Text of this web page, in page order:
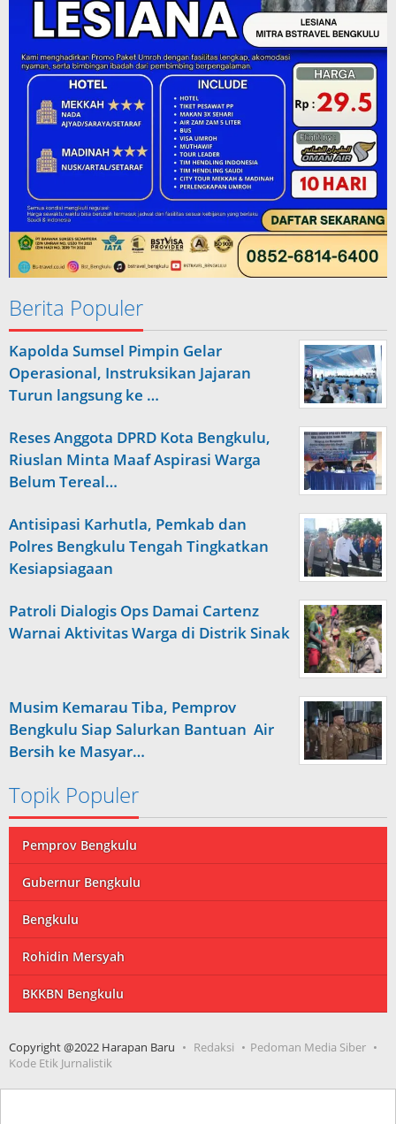
Berita Populer
Kapolda Sumsel Pimpin Gelar
Operasional, Instruksikan Jajaran
Turun langsung ke …
Reses Anggota DPRD Kota Bengkulu,
Riuslan Minta Maaf Aspirasi Warga
Belum Tereal…
Antisipasi Karhutla, Pemkab dan
Polres Bengkulu Tengah Tingkatkan
Kesiapsiagaan
Patroli Dialogis Ops Damai Cartenz
Warnai Aktivitas Warga di Distrik Sinak
Musim Kemarau Tiba, Pemprov
Bengkulu Siap Salurkan Bantuan Air
Bersih ke Masyar…
Topik Populer
Pemprov Bengkulu
Gubernur Bengkulu
Bengkulu
Rohidin Mersyah
BKKBN Bengkulu
Copyright @2022 Harapan Baru Redaksi
Pedoman Media Siber
Kode Etik Jurnalistik